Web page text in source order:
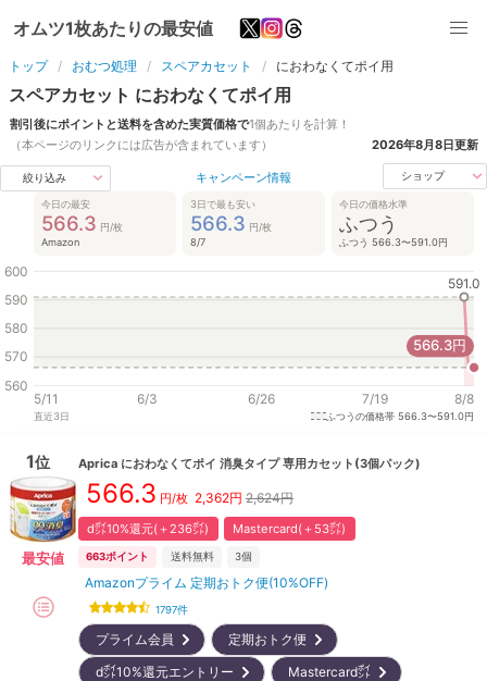
オムツ1枚あたりの最安値
トップ おむつ処理 スペアカセット におわなくてポイ用
スペアカセット におわなくてポイ用
割引後にポイントと送料を含めた実質価格で1個あたりを計算！
（本ページのリンクには広告が含まれています）
2026年8月8日更新
絞り込み キャンペーン情報 ショップ
今日の最安
566.3 円/枚
Amazon
3日で最も安い
566.3 円/枚
8/7
今日の価格水準
ふつう
ふつう 566.3〜591.0円
560
570
580
590
600
5/11 6/3 6/26 7/19 8/8
591.0
566.3円
直近3 日 ふつうの価格帯566.3〜591.0円
1位
最安値
Aprica におわなくてポイ 消臭タイプ 専用カセット(3個パック)
566.3 円/枚 2,362円 2,624円
d㌽10%還元(＋236㌽) Mastercard(＋53㌽)
663ポイント 送料無料 3個
Amazonプライム 定期おトク便(10%OFF)
1797件
プライム会員
定期おトク便
d㌽10%還元エントリー
Mastercard㌽